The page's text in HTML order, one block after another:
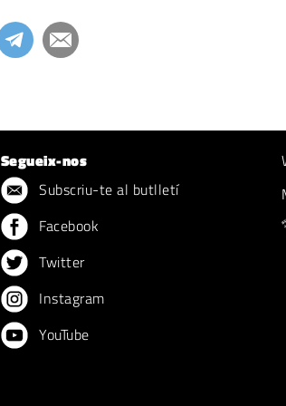
Segueix-nos
Subscriu-te al butlletí
Facebook
Twitter
Instagram
YouTube